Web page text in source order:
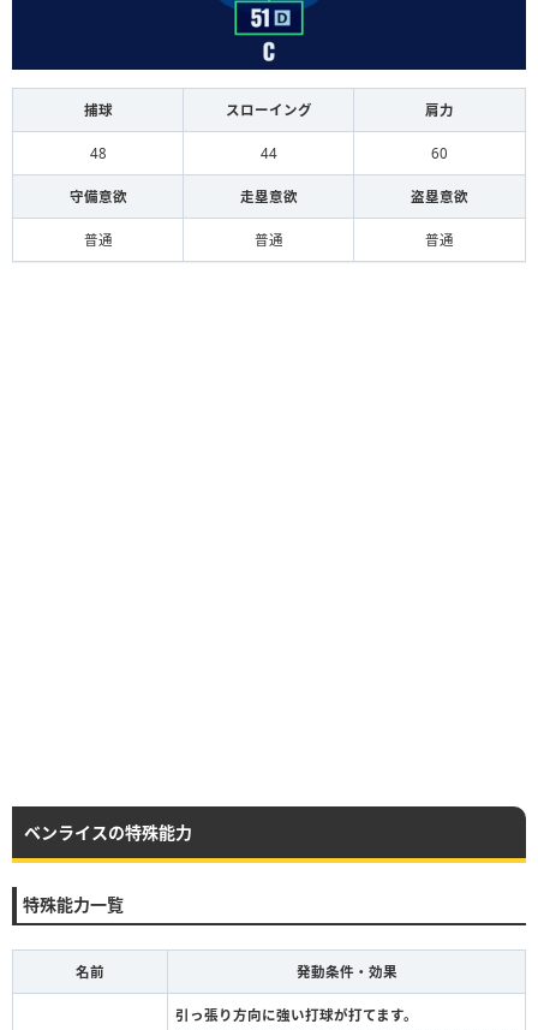
捕球 スローイング 肩力
48 44 60
守備意欲 走塁意欲 盗塁意欲
普通 普通 普通
ベンライスの特殊能力
特殊能力一覧
名前 発動条件・効果
引っ張り方向に強い打球が打てます。